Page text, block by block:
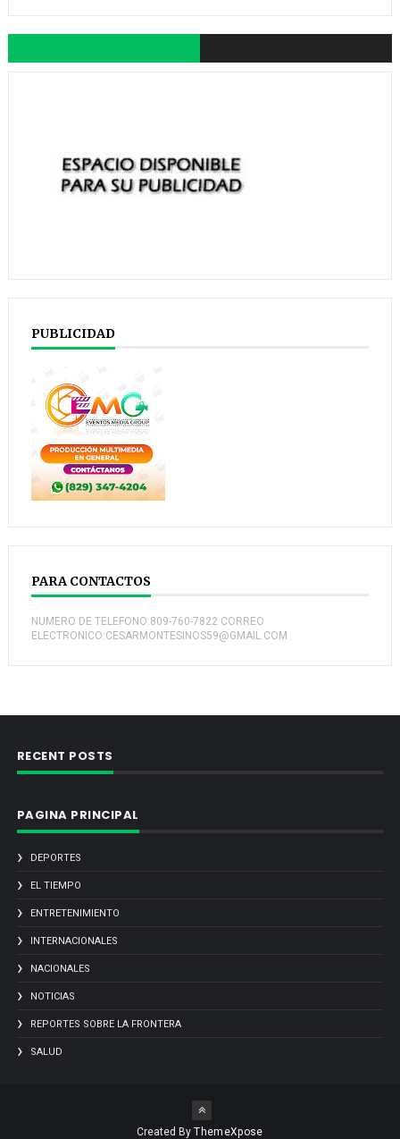
PUBLICIDAD
PARA CONTACTOS
NUMERO DE TELEFONO:809-760-7822 CORREO
ELECTRONICO:CESARMONTESINOS59@GMAIL.COM
RECENT POSTS
PAGINA PRINCIPAL
DEPORTES
EL TIEMPO
ENTRETENIMIENTO
INTERNACIONALES
NACIONALES
NOTICIAS
REPORTES SOBRE LA FRONTERA
SALUD
Created ByThemeXpose